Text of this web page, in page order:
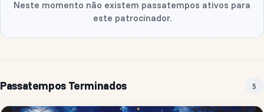
Neste momento não existem passatempos ativos para
este patrocinador.
Passatempos Terminados 5